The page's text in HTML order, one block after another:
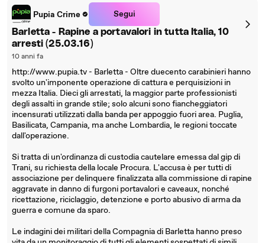
Pupia Crime Segui
Barletta - Rapine a portavalori in tutta Italia, 10
arresti (25.03.16)
10 anni fa
http://www.pupia.tv - Barletta - Oltre duecento carabinieri hanno
svolto un'imponente operazione di cattura e perquisizioni in
mezza Italia. Dieci gli arrestati, la maggior parte professionisti
degli assalti in grande stile; solo alcuni sono fiancheggiatori
incensurati utilizzati dalla banda per appoggio fuori area. Puglia,
Basilicata, Campania, ma anche Lombardia, le regioni toccate
dall'operazione.
Si tratta di un'ordinanza di custodia cautelare emessa dal gip di
Trani, su richiesta della locale Procura. L'accusa è per tutti di
associazione per delinquere finalizzata alla commissione di rapine
aggravate in danno di furgoni portavalori e caveaux, nonché
ricettazione, riciclaggio, detenzione e porto abusivo di arma da
guerra e comune da sparo.
Le indagini dei militari della Compagnia di Barletta hanno preso